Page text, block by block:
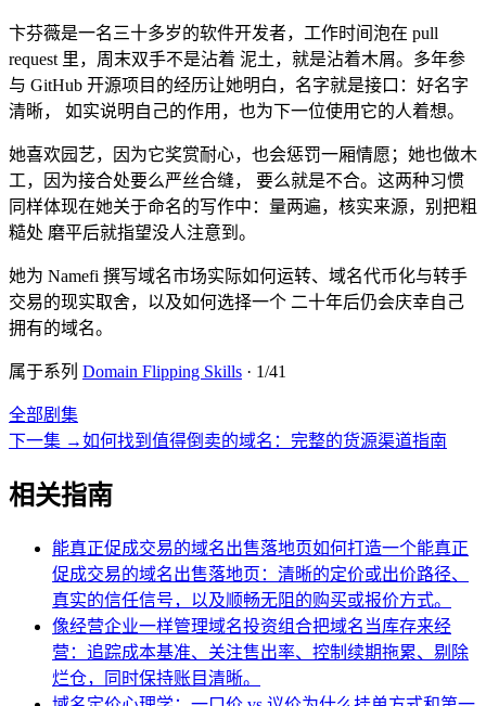
卞芬薇是一名三十多岁的软件开发者，工作时间泡在 pull
request 里，周末双手不是沾着 泥土，就是沾着木屑。多年参
与 GitHub 开源项目的经历让她明白，名字就是接口：好名字
清晰， 如实说明自己的作用，也为下一位使用它的人着想。
她喜欢园艺，因为它奖赏耐心，也会惩罚一厢情愿；她也做木
工，因为接合处要么严丝合缝， 要么就是不合。这两种习惯
同样体现在她关于命名的写作中：量两遍，核实来源，别把粗
糙处 磨平后就指望没人注意到。
她为 Namefi 撰写域名市场实际如何运转、域名代币化与转手
交易的现实取舍，以及如何选择一个 二十年后仍会庆幸自己
拥有的域名。
属于系列 Domain Flipping Skills · 1/41
全部剧集
下一集 →如何找到值得倒卖的域名：完整的货源渠道指南
相关指南
能真正促成交易的域名出售落地页如何打造一个能真正
促成交易的域名出售落地页：清晰的定价或出价路径、
真实的信任信号，以及顺畅无阻的购买或报价方式。
像经营企业一样管理域名投资组合把域名当库存来经
营：追踪成本基准、关注售出率、控制续期拖累、剔除
烂仓，同时保持账目清晰。